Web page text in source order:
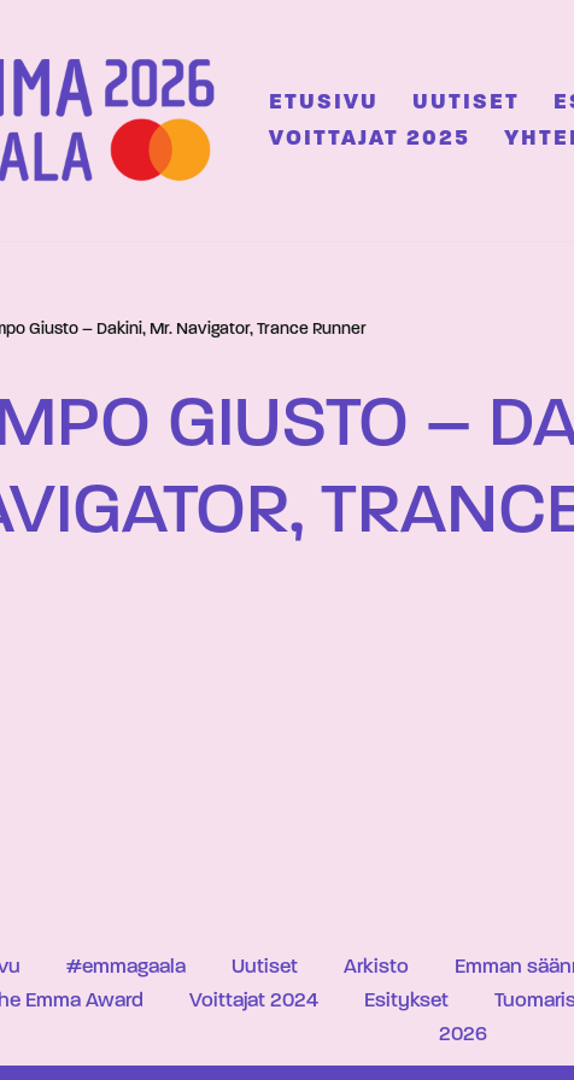
ETUSIVU UUTISET
VOITTAJAT 2025
Giusto – Dakini, Mr. Navigator, Trance Runner
GIUSTO –
#emmagaala Uutiset Arkisto Emman
Emma Award
Voittajat 2024 Esitykset
2026